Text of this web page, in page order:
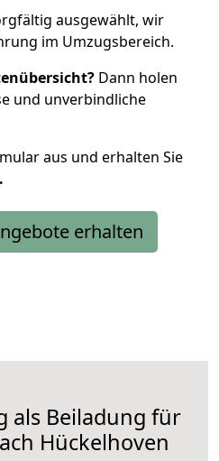
ausgewählt, wir
im Umzugsbereich.
Dann holen
und unverbindliche
aus und erhalten Sie
erhalten
als Beiladung für
Hückelhoven